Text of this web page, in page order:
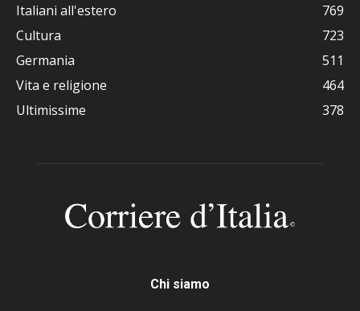
Italiani all'estero
769
Cultura
723
Germania
511
Vita e religione
464
Ultimissime
378
Chi siamo